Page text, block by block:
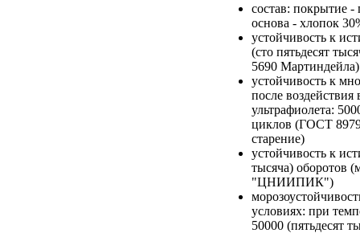
состав: покрытие -
основа - хлопок
устойчивость к
(сто пятьдесят
5690 Мартиндейла)
устойчивость к
после воздействия
ультрафиолета:
циклов (ГОСТ
старение)
устойчивость к
тысяча) оборотов
"ЦНИИПИК")
условиях: при
50000 (пятьдесят